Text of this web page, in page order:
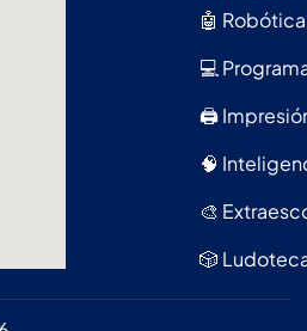
🤖 Robótica
💻
🖨️
🧠
🎨
🎲